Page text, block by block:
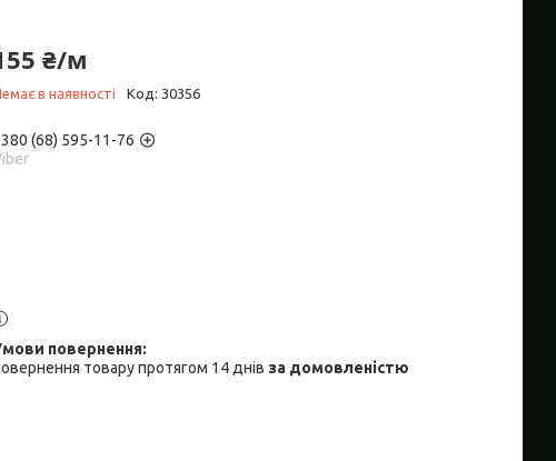
₴/м
в наявності Код: 30356
(68) 595-11-76
товару протягом 14 днів за домовленістю